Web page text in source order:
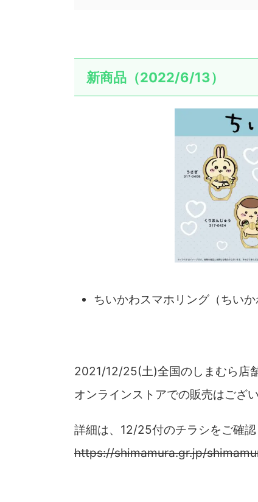
新商品（2022/6/13）
ちいかわスマホリング（ちい
2021/12/25(土)全国のしまむら店
オンラインストアでの販売はござい
詳細は、12/25付のチラシをご確認
https://shimamura.gr.jp/